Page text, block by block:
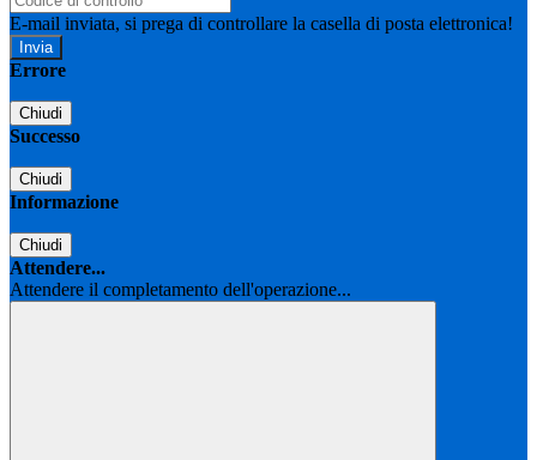
E-mail inviata, si prega di controllare la casella di posta elettronica!
Errore
Chiudi
Successo
Chiudi
Informazione
Chiudi
Attendere...
Attendere il completamento dell'operazione...